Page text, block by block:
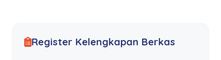
Register Kelengkapan Berkas